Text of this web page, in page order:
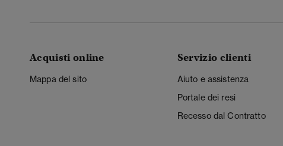
Acquisti online
Mappa del sito
Servizio clienti
Aiuto e assistenza
Portale dei resi
Recesso dal Contratto